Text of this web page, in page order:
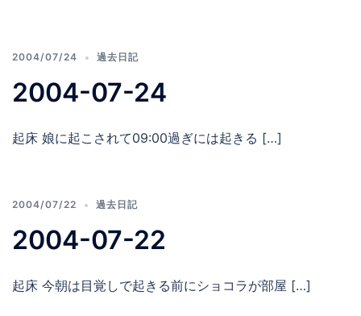
2004/07/24 過去日記
2004-07-24
起床 娘に起こされて09:00過ぎには起きる […]
2004/07/22 過去日記
2004-07-22
起床 今朝は目覚しで起きる前にショコラが部屋 […]